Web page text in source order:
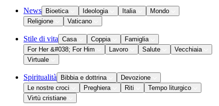
News Bioetica Ideologia Italia
Mondo
Religione
Vaticano
Stile di vita Casa Coppia
Famiglia
For Her &#038; For Him
Lavoro Salute
Vecchiaia
Virtuale
Spiritualità Bibbia e dottrina
Devozione
Le nostre croci
Preghiera Riti
Tempo liturgico
Virtù cristiane